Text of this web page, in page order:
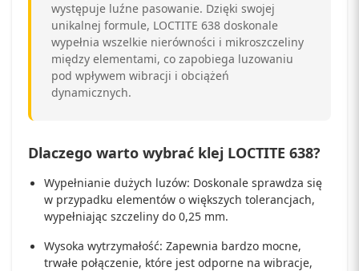
występuje luźne pasowanie. Dzięki swojej
unikalnej formule, LOCTITE 638 doskonale
wypełnia wszelkie nierówności i mikroszczeliny
między elementami, co zapobiega luzowaniu
pod wpływem wibracji i obciążeń
dynamicznych.
Dlaczego warto wybrać klej LOCTITE 638?
Wypełnianie dużych luzów: Doskonale sprawdza się
w przypadku elementów o większych tolerancjach,
wypełniając szczeliny do 0,25 mm.
Wysoka wytrzymałość: Zapewnia bardzo mocne,
trwałe połączenie, które jest odporne na wibracje,